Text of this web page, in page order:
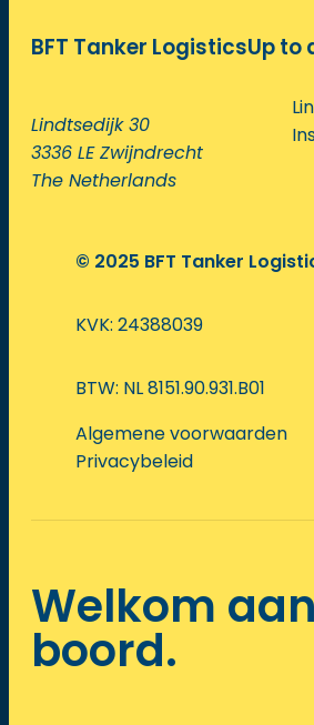
Welkom aan
boord.
BFT Tanker Logistics
Lindtsedijk 30
3336 LE Zwijndrecht
The Netherlands
Up to
© 2025 BFT Tanker
KVK: 24388039
BTW: NL 8151.90.931.B01
Algemene voorwaarden
Privacybeleid